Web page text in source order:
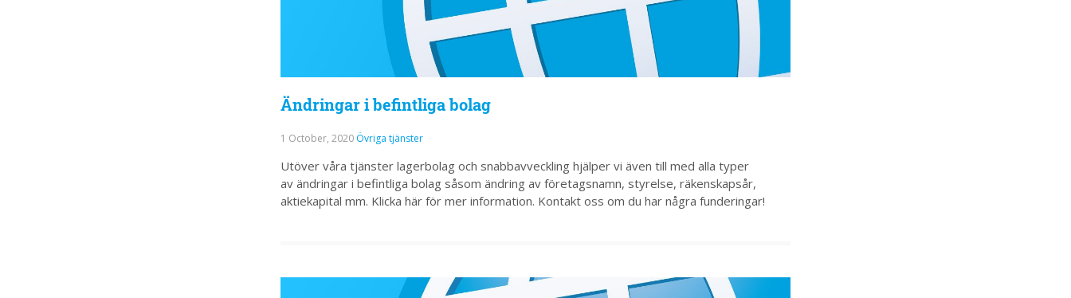
Ändringar i befintliga bolag
1 October, 2020 Övriga tjänster
Utöver våra tjänster lagerbolag och snabbavveckling hjälper vi även till med alla typer
av ändringar i befintliga bolag såsom ändring av företagsnamn, styrelse, räkenskapsår,
aktiekapital mm. Klicka här för mer information. Kontakt oss om du har några funderingar!